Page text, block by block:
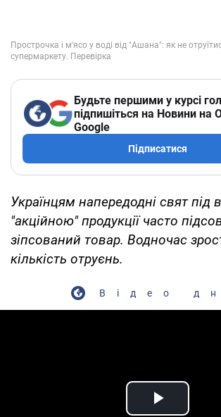
Будьте першими у курсі
підпишіться на Новини на
Google
Підписатися
Українцям напередодні свят під
"акційною" продукції часто
зіпсований товар. Водночас
кількість отруєнь.
Відео